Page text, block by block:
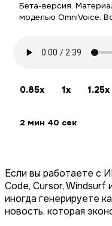
Бета-версия.
моделью OmniVoice.
0.85x 1x 1.25x
2 мин 40 сек
Если вы работаете с
Code, Cursor, Windsurf
иногда генерируете
новость, которая